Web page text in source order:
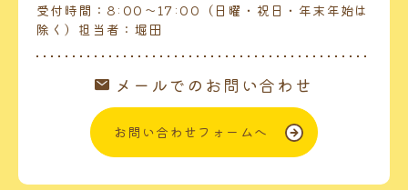
受付時間：8:00～17:00（日曜・祝日・年末年始は
除く）担当者：堀田
メールでのお問い合わせ
お問い合わせフォームへ